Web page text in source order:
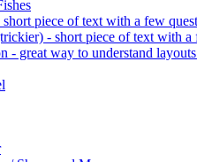
piece of text with a few
- short piece of text with a
- great way to understand